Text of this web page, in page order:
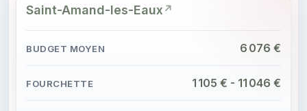
Saint-Amand-les-Eaux
6 076 €
1 105 € - 11 046 €